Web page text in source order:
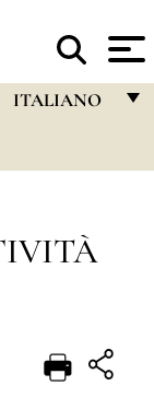
ITALIANO
DEUTSCH